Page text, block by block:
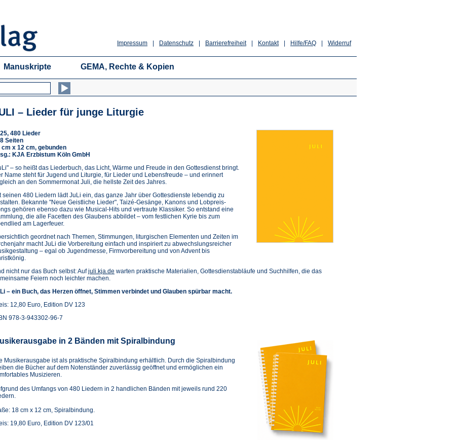
Widerruf
Hilfe/FAQ
Kontakt
Barrierefreiheit
Datenschutz
Impressum
Manuskripte GEMA, Rechte & Kopien
– Lieder für junge Liturgie
480 Lieder
Seiten
cm x 12 cm, gebunden
KJA Erzbistum Köln GmbH
– so heißt das Liederbuch, das Licht, Wärme und Freude in den Gottesdienst bringt.
Name steht für Jugend und Liturgie, für Lieder und Lebensfreude – und erinnert
an den Sommermonat Juli, die hellste Zeit des Jahres.
seinen 480 Liedern lädt JuLi ein, das ganze Jahr über Gottesdienste lebendig zu
Bekannte "Neue Geistliche Lieder", Taizé-Gesänge, Kanons und Lobpreis-
gehören ebenso dazu wie Musical-Hits und vertraute Klassiker. So entstand eine
die alle Facetten des Glaubens abbildet – vom festlichen Kyrie bis zum
am Lagerfeuer.
geordnet nach Themen, Stimmungen, liturgischen Elementen und Zeiten im
macht JuLi die Vorbereitung einfach und inspiriert zu abwechslungsreicher
– egal ob Jugendmesse, Firmvorbereitung und von Advent bis
nicht nur das Buch selbst: Aufjuli.kja.de (Öffnet
neuen
warten praktische Materialien, Gottesdienstabläufe und Suchhilfen, die das
Feiern noch leichter machen.
– ein Buch, das Herzen öffnet, Stimmen verbindet und Glauben spürbar macht.
12,80 Euro, Edition DV 123
978-3-943302-96-7
in 2 Bänden mit Spiralbindung
Musikerausgabe ist als praktische Spiralbindung erhältlich. Durch die Spiralbindung
die Bücher auf dem Notenständer zuverlässig geöffnet und ermöglichen ein
Musizieren.
des Umfangs von 480 Liedern in 2 handlichen Bänden mit jeweils rund 220
18 cm x 12 cm, Spiralbindung.
19,80 Euro, Edition DV 123/01